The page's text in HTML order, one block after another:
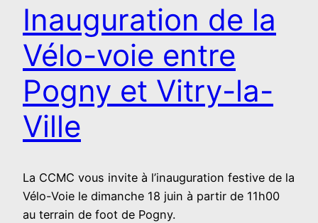
Inauguration de la
Vélo-voie entre
Pogny et Vitry-la-
Ville
La CCMC vous invite à l’inauguration festive de la
Vélo-Voie le dimanche 18 juin à partir de 11h00
au terrain de foot de Pogny.